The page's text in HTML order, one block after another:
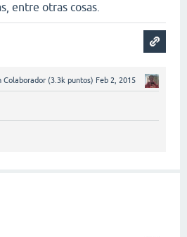
entre otras cosas.
Colaborador (3.3k puntos) Feb 2, 2015